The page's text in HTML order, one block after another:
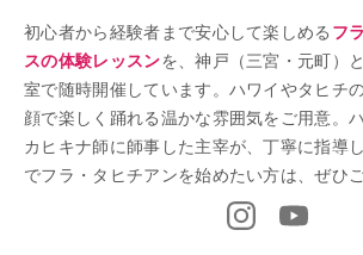
初心者から経験者まで安心して楽しめる フ
スの体験レッスンを、神戸（三宮・元町）
室で随時開催しています。ハワイやタヒチ
顔で楽しく踊れる温かな雰囲気をご用意。
カヒキナ師に師事した主宰が、丁寧に指導
でフラ・タヒチアンを始めたい方は、ぜひ